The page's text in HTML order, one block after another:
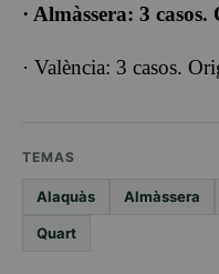
· Almàssera: 3
· València: 3 casos.
TEMAS
Alaquàs Almàssera
Quart